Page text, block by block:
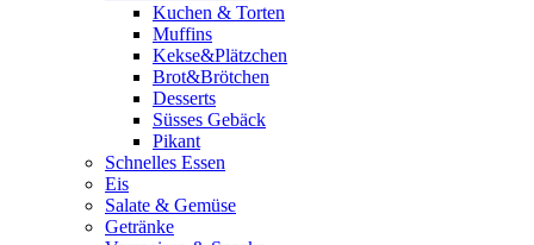
Kuchen & Torten
Muffins
Kekse&Plätzchen
Brot&Brötchen
Desserts
Süsses Gebäck
Pikant
Schnelles Essen
Eis
Salate & Gemüse
Getränke